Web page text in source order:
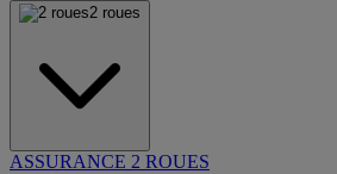
2 roues
ASSURANCE 2 ROUES